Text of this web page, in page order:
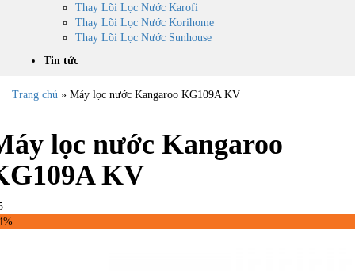
Thay Lõi Lọc Nước Karofi
Thay Lõi Lọc Nước Korihome
Thay Lõi Lọc Nước Sunhouse
Tin tức
Trang chủ » Máy lọc nước Kangaroo KG109A KV
lọc nước Kangaroo
KV